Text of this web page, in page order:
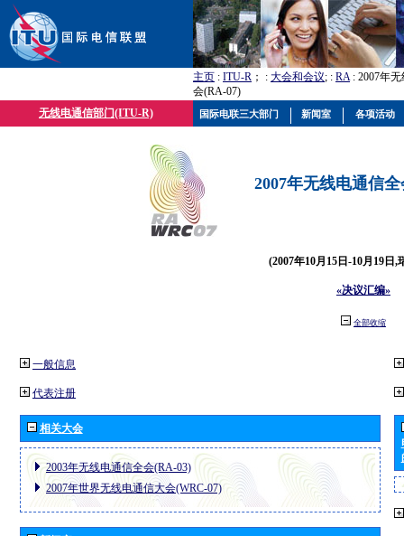
主页 : ITU-R ； : 大会和会议; : RA: 2007年
会(RA-07)
无线电通信部门(ITU-R)
2007年无线电通信
(2007年10月15日-10月19日,
«决议汇编»
全部收缩
一般信息
代表注册
相关大会
2003年无线电通信全会(RA-03)
2007年世界无线电通信大会(WRC-07)
国际电联三大部门 新闻室 各项活动